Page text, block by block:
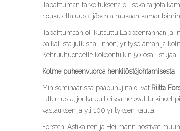
Tapahtuman tarkoituksena oli sekä tarjota
houkutella uusia jäseniä mukaan
Tapahtumaan oli kutsuttu Lappeenrannan ja
paikallista julkishallinnon, yrityselämän ja
Kehruuhuoneelle kokoontuikin 50 osallistujaa.
Kolme puheenvuoroa henkilöstöjohtamisesta
Miniseminaarissa pääpuhujina olivat Riitta
tutkimusta, jonka puitteissa he ovat tutkineet
vastauksen ja yli 100 yrityksen kautta.
Forsten-Astikainen ja Heilmann nostivat